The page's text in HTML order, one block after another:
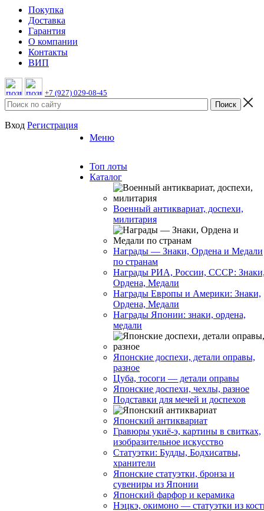
Покупка
Доставка
Гарантия
О компании
Контакты
ВИП
+7 (927) 029-08-45
Вход Регистрация
Меню
Топ лоты
Каталог
Военный антиквариат, доспехи,
милитария
Награды — Знаки, Ордена и Медали
по странам
Награды РИА, России, СССР:
Ордена, Медали
Награды Европы и Америки: Знаки,
Ордена, Медали
Награды Японии: знаки, ордена,
медали
Японские доспехи, детали оправы,
разное
Цуба, тосоги — детали оправы
Японские доспехи, чехлы, разное
Подставки для мечей и доспехов
Японский антиквариат
Гравюры укиё-э, картины в свитках,
изобразительное искусство
Статуэтки: Будды, Бодхисатвы,
хранители
Японские статуэтки, бронза и
сувениры из Японии
Японский фарфор и керамика
Нэцкэ, окимоно — статуэтки из